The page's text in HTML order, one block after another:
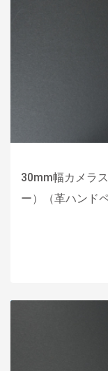
30mm幅カメラ
ー）（革ハンド